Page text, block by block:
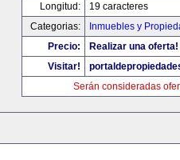
Longitud:
19 caracteres
Categorias:
Inmuebles y
Precio:
Realizar una oferta!
Visitar!
Serán consideradas